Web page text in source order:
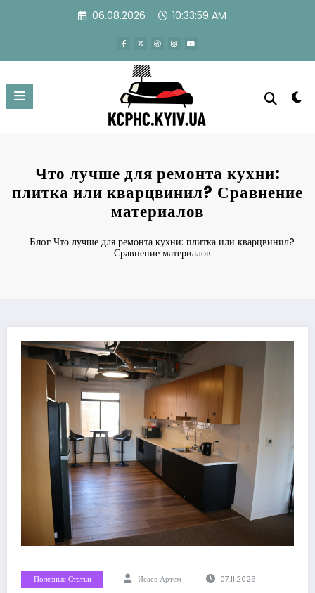
06.08.2026 10:34:00 AM
Что лучше для ремонта кухни:
плитка или кварцвинил? Сравнение
материалов
Блог Что лучше для ремонта кухни: плитка или кварцвинил?
Сравнение материалов
Полезные Статьи Исаев Артем 07.11.2025